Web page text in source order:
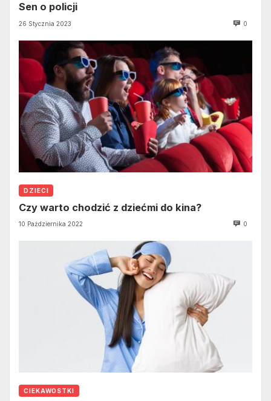
Sen o policji
26 Stycznia 2023 0
DZIECI
Czy warto chodzić z dziećmi do kina?
10 Października 2022 0
CIEKAWOSTKI